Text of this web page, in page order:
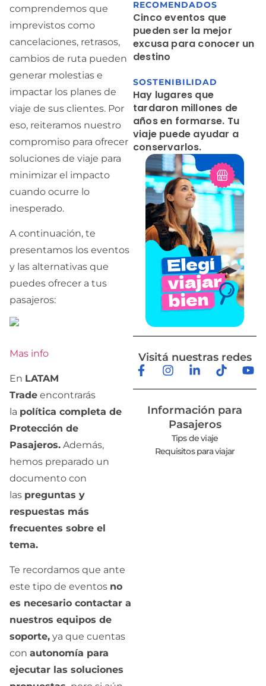
comprendemos que
imprevistos como
cancelaciones, retrasos,
cambios de ruta pueden
generar molestias e
impactar los planes de
viaje de sus clientes. Por
eso, reiteramos nuestro
compromiso para ofrecer
soluciones de viaje para
minimizar el impacto
cuando ocurre lo
inesperado.
A continuación, te
presentamos los eventos
y las alternativas que
puedes ofrecer a tus
pasajeros:
Mas info
En LATAM
Trade encontrarás
la política completa de
Protección de
Pasajeros. Además,
hemos preparado un
documento con
las preguntas y
respuestas más
frecuentes sobre el
tema.
Te recordamos que ante
este tipo de eventos no
es necesario contactar a
nuestros equipos de
soporte, ya que cuentas
con autonomía para
ejecutar las soluciones
RECOMENDADOS
Cinco eventos que
pueden ser la mejor
excusa para conocer un
destino
SOSTENIBILIDAD
Hay lugares que
tardaron millones de
años en formarse. Tu
viaje puede ayudar a
conservarlos.
Visitá nuestras redes
Información para
Pasajeros
Tips de viaje
Requisitos para viajar